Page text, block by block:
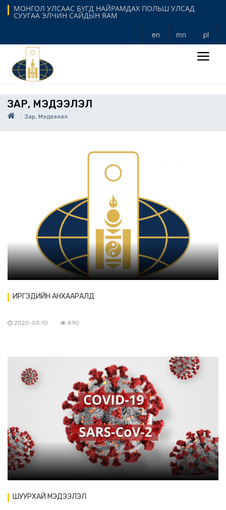
МОНГОЛ УЛСААС БҮГД НАЙРАМДАХ ПОЛЬШ УЛСАД
СУУГАА ЭЛЧИН САЙДЫН ЯАМ
en mn pl
ЗАР, МЭДЭЭЛЭЛ
Зар, Мэдээлэл
ИРГЭДИЙН АНХААРАЛД
2020-03-10 890
ШУУРХАЙ МЭДЭЭЛЭЛ